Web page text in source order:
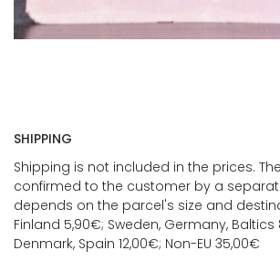
SHIPPING
Shipping is not included in the prices.
confirmed to the customer by a
depends on the parcel's size and
Finland 5,90€; Sweden, Germany, Baltics
Denmark, Spain 12,00€; Non-EU 35,00€